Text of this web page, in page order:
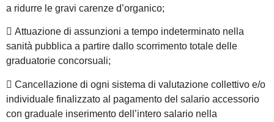
a ridurre le gravi carenze d’organico;
 Attuazione di assunzioni a tempo indeterminato nella
sanità pubblica a partire dallo scorrimento totale delle
graduatorie concorsuali;
 Cancellazione di ogni sistema di valutazione collettivo e/o
individuale finalizzato al pagamento del salario accessorio
con graduale inserimento dell’intero salario nella